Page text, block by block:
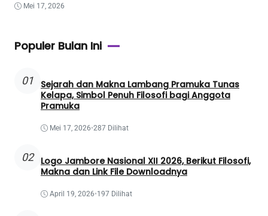
Mei 17, 2026
Populer Bulan Ini
01
Sejarah dan Makna Lambang Pramuka Tunas
Kelapa, Simbol Penuh Filosofi bagi Anggota
Pramuka
Mei 17, 2026•287 Dilihat
02
Logo Jambore Nasional XII 2026, Berikut Filosofi,
Makna dan Link File Downloadnya
April 19, 2026•197 Dilihat